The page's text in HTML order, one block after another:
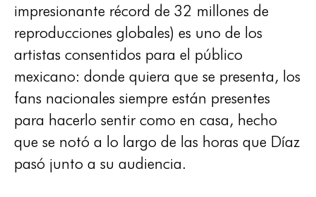
impresionante récord de 32 millones de
reproducciones globales) es uno de los
artistas consentidos para el público
mexicano: donde quiera que se presenta, los
fans nacionales siempre están presentes
para hacerlo sentir como en casa, hecho
que se notó a lo largo de las horas que Díaz
pasó junto a su audiencia.